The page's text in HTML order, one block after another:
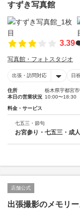
すずき写真館
3.39
写真館・フォトスタジオ
出張・訪問対応 日
住所
栃木県宇都宮
本日の営業状況 10:00〜18:30
料金・サービス
七五三・節句
お宮参り・七五三・成
店舗公式
出張撮影のメモリ